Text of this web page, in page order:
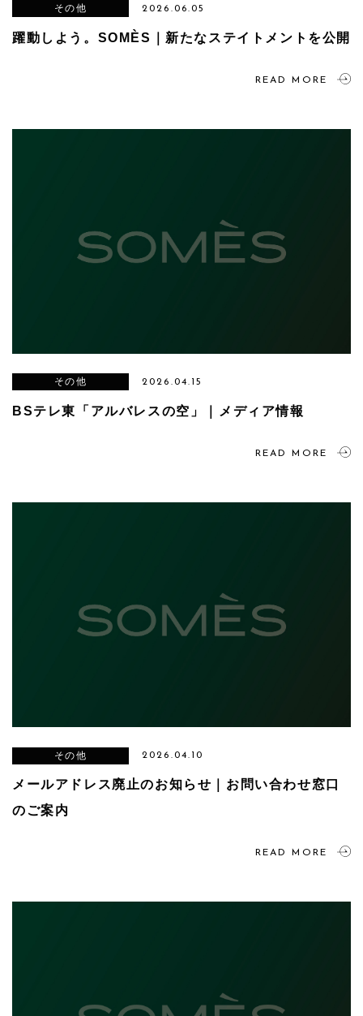
その他 2026.06.05
躍動しよう。SOMÈS｜新たなステイトメントを公開
READ MORE
その他 2026.04.15
BSテレ東「アルバレスの空」｜メディア情報
READ MORE
その他 2026.04.10
メールアドレス廃止のお知らせ｜お問い合わせ窓口
のご案内
READ MORE